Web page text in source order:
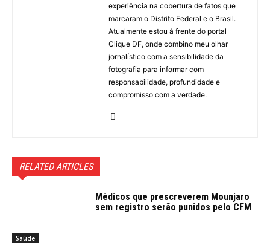
experiência na cobertura de fatos que
marcaram o Distrito Federal e o Brasil.
Atualmente estou à frente do portal
Clique DF, onde combino meu olhar
jornalístico com a sensibilidade da
fotografia para informar com
responsabilidade, profundidade e
compromisso com a verdade.
RELATED ARTICLES
Saúde
Médicos que prescreverem Mounjaro
sem registro serão punidos pelo CFM